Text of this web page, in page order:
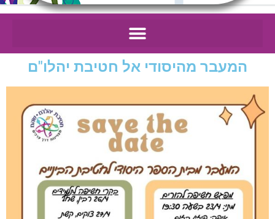
המעבר מהיסודי אל חטיבת יהלו"ם